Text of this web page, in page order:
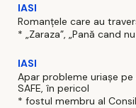
IASI
Romanțele care au
* „Zaraza”, „Pană cand
IASI
Apar probleme uriașe
SAFE, în pericol
* fostul membru al